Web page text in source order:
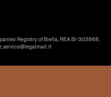
Registry of Biella, REA BI-303868,